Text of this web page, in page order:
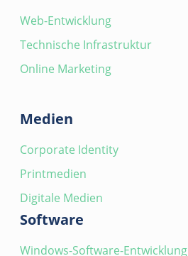
Web-Entwicklung
Technische Infrastruktur
Online Marketing
Medien
Corporate Identity
Printmedien
Digitale Medien
Software
Windows-Software-Entwicklung